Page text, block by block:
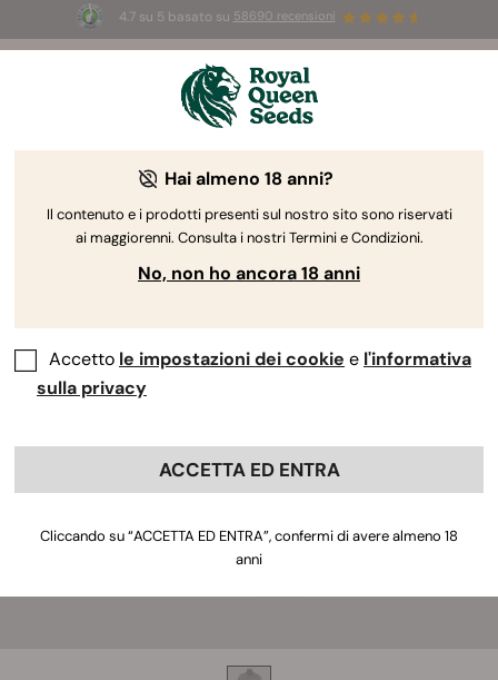
4.7 su 5 basato su 58690 recensioni
3 semi White Widow AutoGRATIS per i
Hai almeno 18 anni?
Il contenuto e i prodotti presenti sul nostro sito sono riservati
ai maggiorenni. Consulta i nostri Termini e Condizioni.
No, non ho ancora 18 anni
Accetto le impostazioni dei cookie e l'informativa
sulla privacy
ACCETTA ED ENTRA
Cliccando su “ACCETTA ED ENTRA”, confermi di avere almeno 18
anni